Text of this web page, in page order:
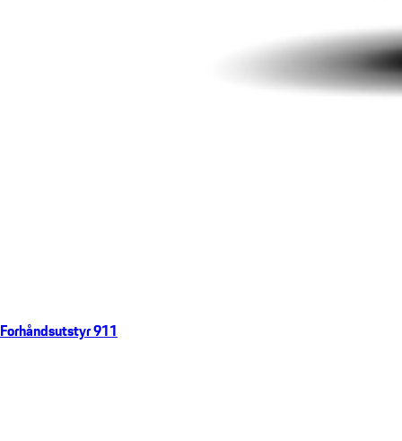
Forhåndsutstyr 911